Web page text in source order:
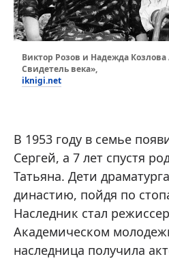
Виктор Розов и Надежда
Свидетель века»,
iknigi.net
В 1953 году в семье
Сергей, а 7 лет спустя
Татьяна. Дети
династию, пойдя по
Наследник стал
Академическом
наследница получила